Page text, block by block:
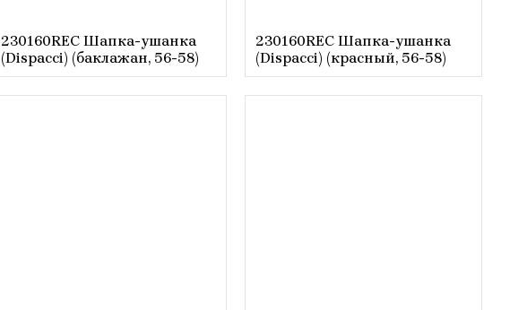
230160REC Шапка-ушанка
(Dispacci) (баклажан, 56-58)
230160REC Шапка-ушанка
(Dispacci) (красный, 56-58)